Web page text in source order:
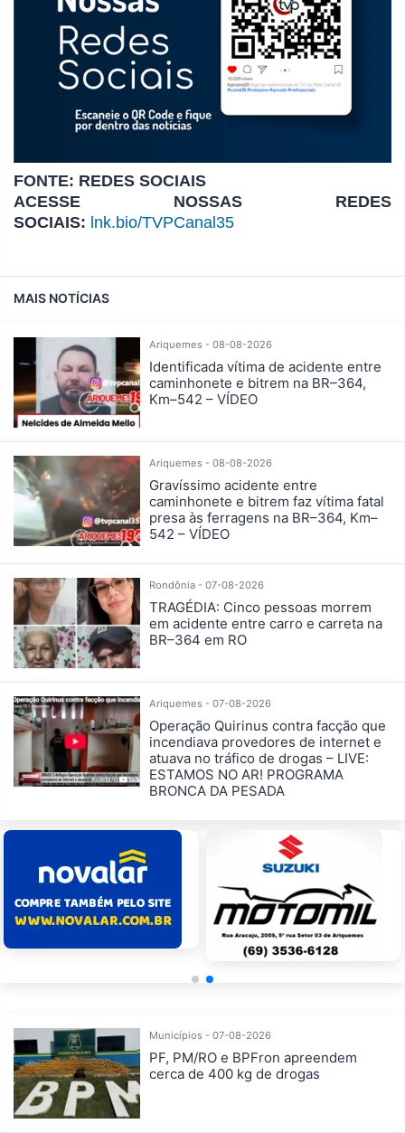
FONTE: REDES SOCIAIS
ACESSE NOSSAS REDES
SOCIAIS: lnk.bio/TVPCanal35
MAIS NOTÍCIAS
Ariquemes - 08-08-2026
Identificada vítima de acidente entre
caminhonete e bitrem na BR–364,
Km–542 – VÍDEO
Ariquemes - 08-08-2026
Gravíssimo acidente entre
caminhonete e bitrem faz vítima fatal
presa às ferragens na BR–364, Km–
542 – VÍDEO
Rondônia - 07-08-2026
TRAGÉDIA: Cinco pessoas morrem
em acidente entre carro e carreta na
BR–364 em RO
Ariquemes - 07-08-2026
Operação Quirinus contra facção que
incendiava provedores de internet e
atuava no tráfico de drogas – LIVE:
ESTAMOS NO AR! PROGRAMA
BRONCA DA PESADA
Municípios - 07-08-2026
PF, PM/RO e BPFron apreendem
cerca de 400 kg de drogas